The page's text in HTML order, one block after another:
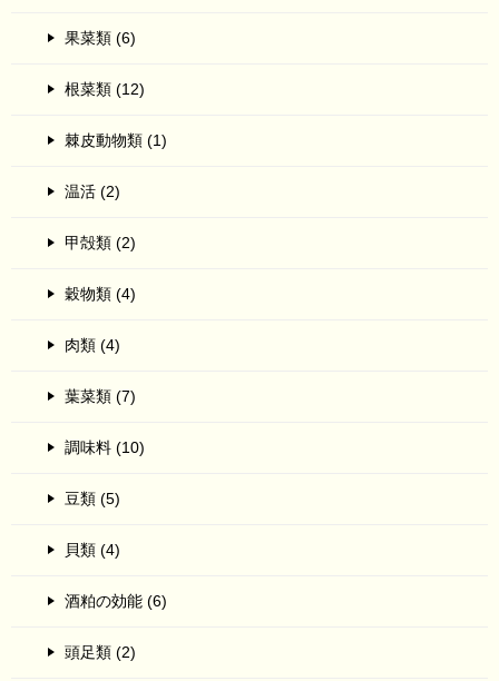
果菜類 (6)
根菜類 (12)
棘皮動物類 (1)
温活 (2)
甲殻類 (2)
穀物類 (4)
肉類 (4)
葉菜類 (7)
調味料 (10)
豆類 (5)
貝類 (4)
酒粕の効能 (6)
頭足類 (2)